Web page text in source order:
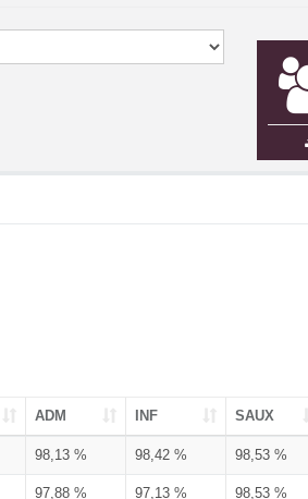
ADM INF SAUX
98,13 % 98,42 % 98,53 %
97,88 % 97,13 % 98,53 %